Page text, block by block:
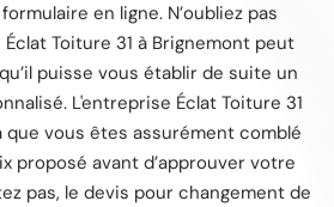
en ligne. N’oubliez pas
Toiture 31 à Brignemont peut
puisse vous établir de suite un
L'entreprise Éclat Toiture 31
que vous êtes assurément comblé
proposé avant d’approuver votre
pas, le devis pour changement de